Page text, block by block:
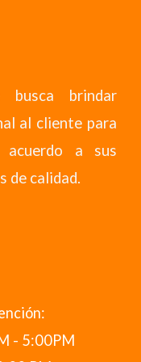
busca brindar
al cliente para
acuerdo a sus
de calidad.
- 5:00PM